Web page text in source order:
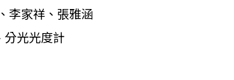
李家祥、張雅涵
分光光度計